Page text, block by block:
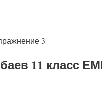
3
11 класс